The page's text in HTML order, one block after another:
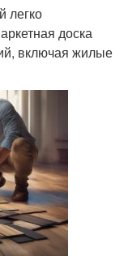
легко
доска
включая жилые